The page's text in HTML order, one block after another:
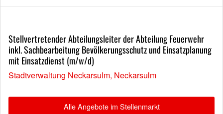
Stellvertretender Abteilungsleiter der Abteilung Feuerwehr
inkl. Sachbearbeitung Bevölkerungsschutz und Einsatzplanung
mit Einsatzdienst (m/w/d)
Stadtverwaltung Neckarsulm, Neckarsulm
Alle Angebote im Stellenmarkt